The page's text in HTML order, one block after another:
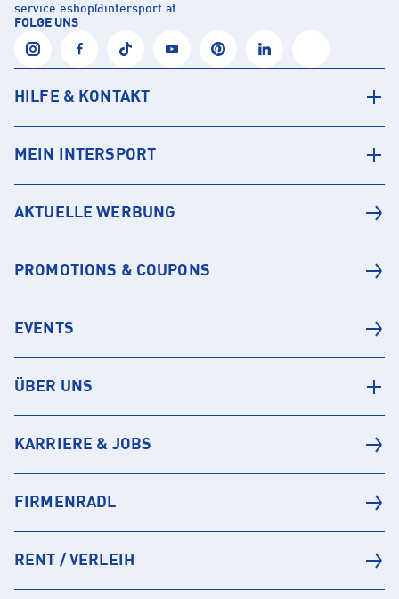
service.eshop@intersport.at
FOLGE UNS
HILFE & KONTAKT
MEIN INTERSPORT
AKTUELLE WERBUNG
PROMOTIONS & COUPONS
EVENTS
ÜBER UNS
KARRIERE & JOBS
FIRMENRADL
RENT / VERLEIH